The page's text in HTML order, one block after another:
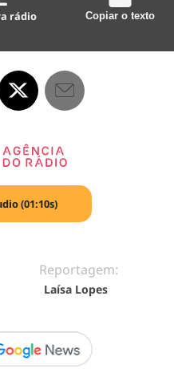
rádio Copiar o texto
(01:10s)
Reportagem:
Laísa Lopes